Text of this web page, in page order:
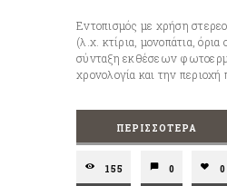
Εντοπισμός με χρήση
(λ.χ. κτίρια, μονοπάτια, όρια
σύνταξη εκθέσεων
χρονολογία και την περιοχή
ΠΕΡΙΣΣΌΤΕΡΑ
155 0 0